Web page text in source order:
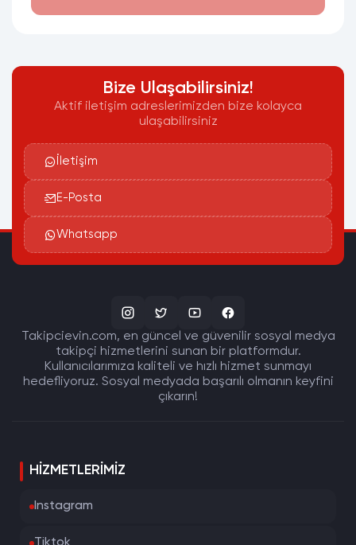
Bize Ulaşabilirsiniz!
Aktif iletişim adreslerimizden bize kolayca
ulaşabilirsiniz
İletişim
E-Posta
Whatsapp
Takipcievin.com, en güncel ve güvenilir sosyal medya
takipçi hizmetlerini sunan bir platformdur.
Kullanıcılarımıza kaliteli ve hızlı hizmet sunmayı
hedefliyoruz. Sosyal medyada başarılı olmanın keyfini
çıkarın!
HIZMETLERIMIZ
Instagram